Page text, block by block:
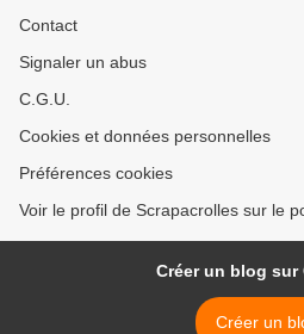
Contact
Signaler un abus
C.G.U.
Cookies et données personnelles
Préférences cookies
Voir le profil de Scrapacrolles sur le
Créer un blog sur
Créer un